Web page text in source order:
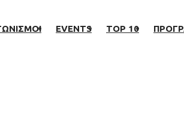
EVENTS TOP 10